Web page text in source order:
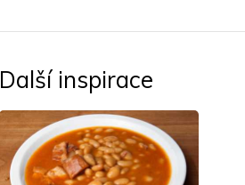
Další inspirace